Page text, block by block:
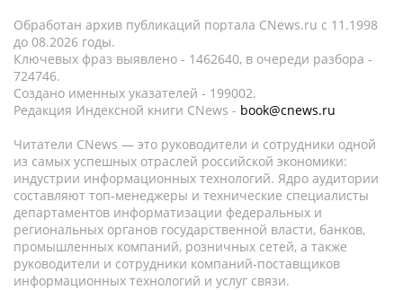
Обработан архив публикаций портала CNews.ru c 11.1998
до 08.2026 годы.
Ключевых фраз выявлено - 1462640, в очереди разбора -
724746.
Создано именных указателей - 199002.
Редакция Индексной книги CNews - book@cnews.ru
Читатели CNews — это руководители и сотрудники одной
из самых успешных отраслей российской экономики:
индустрии информационных технологий. Ядро аудитории
составляют топ-менеджеры и технические специалисты
департаментов информатизации федеральных и
региональных органов государственной власти, банков,
промышленных компаний, розничных сетей, а также
руководители и сотрудники компаний-поставщиков
информационных технологий и услуг связи.